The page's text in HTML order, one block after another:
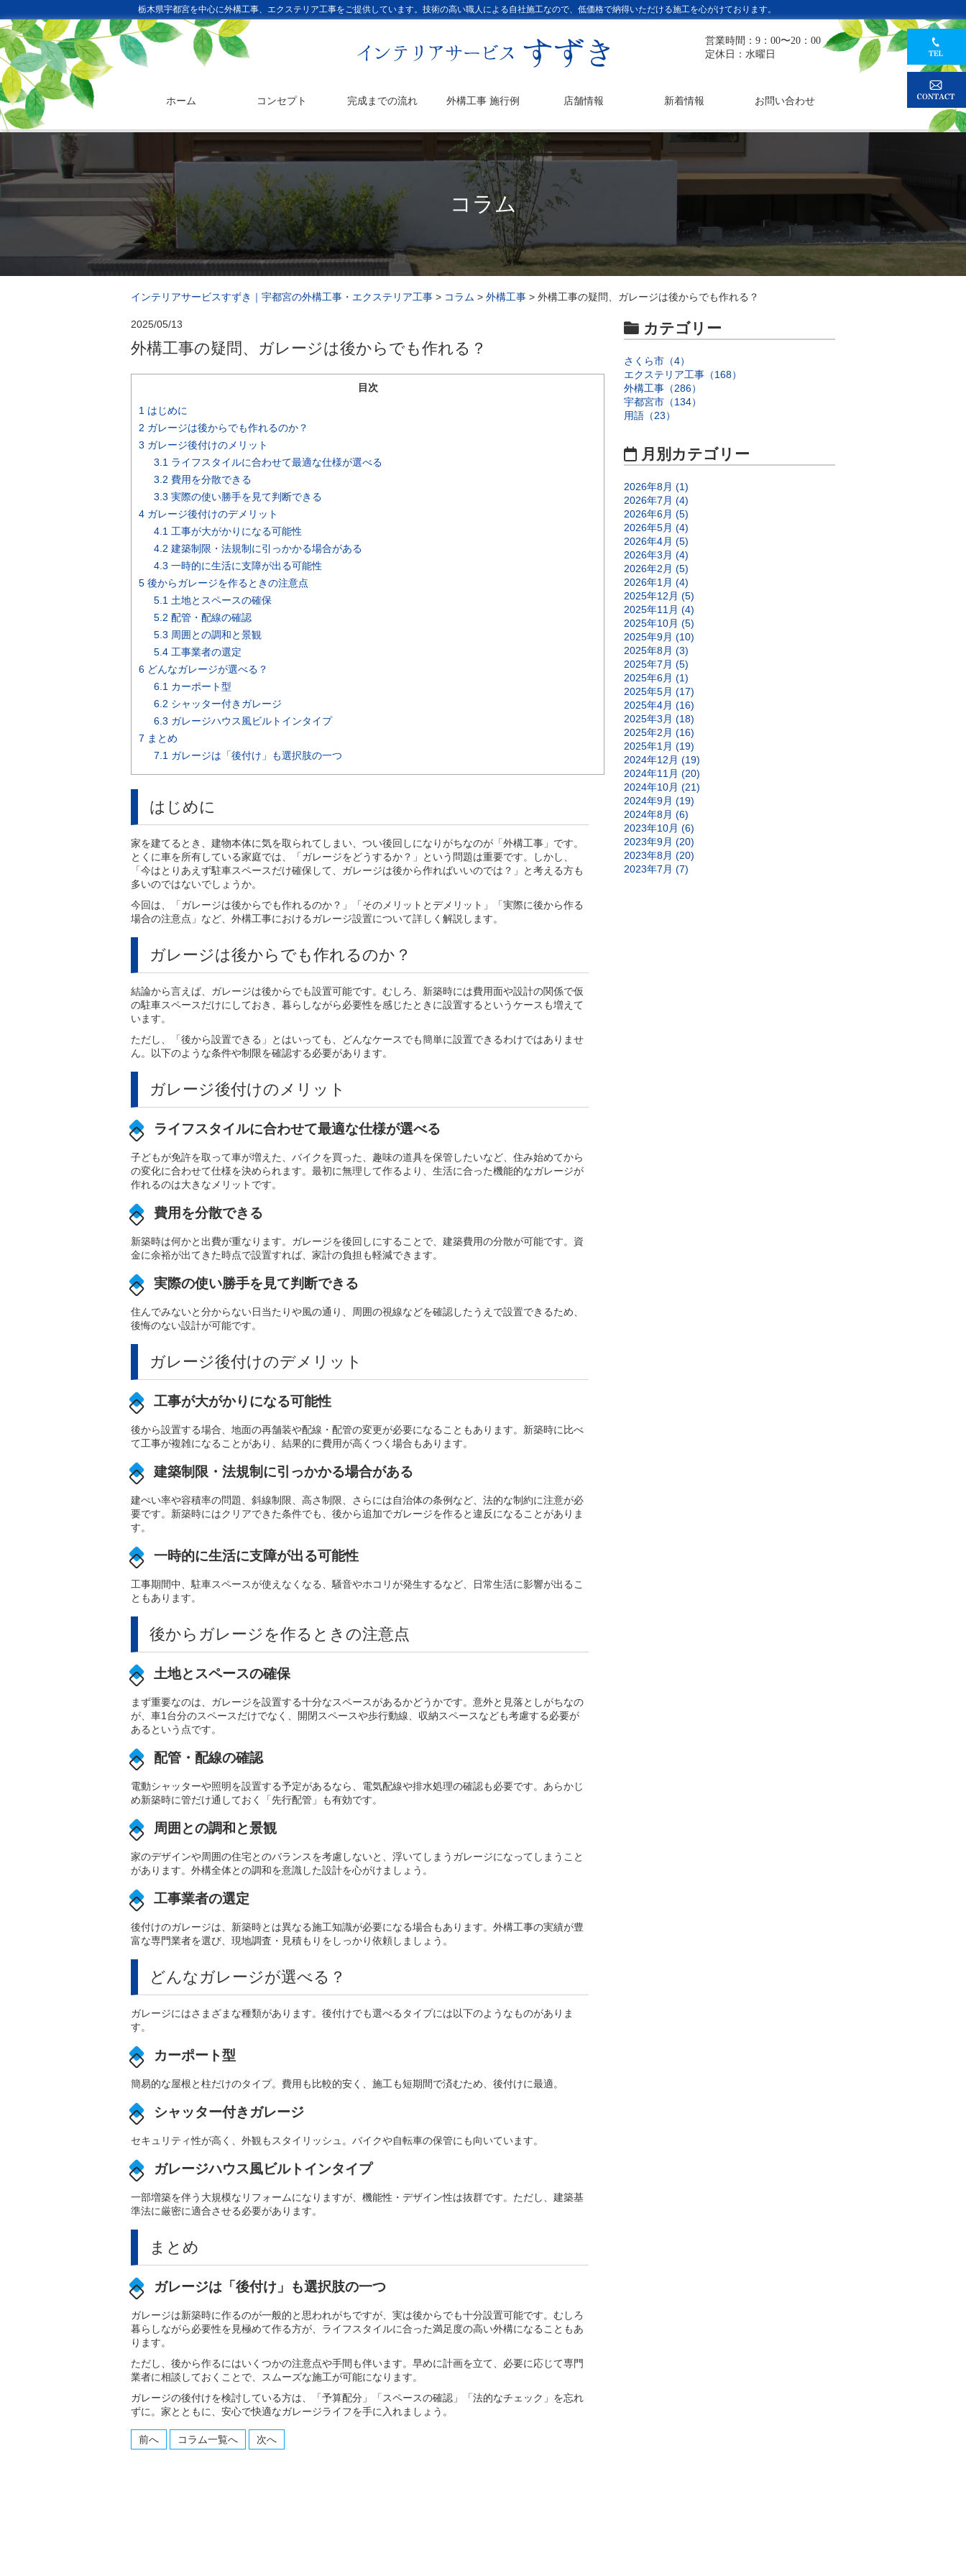
栃木県宇都宮を中心に外構工事、エクステリア工事をご提供しています。技術の高い職人による自社施工なので、低価格で納得いただける施工を心がけております。
営業時間：9：00〜20：00
定休日：水曜日
ホーム コンセプト 完成までの流れ 外構工事 施行例 店舗情報 新着情報 お問い合わせ
コラム
インテリアサービスすずき｜宇都宮の外構工事・エクステリア工事 > コラム > 外構工事 > 外構工事の疑問、ガレージは後からでも作れる？
2025/05/13
外構工事の疑問、ガレージは後からでも作れる？
目次
1 はじめに
2 ガレージは後からでも作れるのか？
3 ガレージ後付けのメリット
3.1 ライフスタイルに合わせて最適な仕様が選べる
3.2 費用を分散できる
3.3 実際の使い勝手を見て判断できる
4 ガレージ後付けのデメリット
4.1 工事が大がかりになる可能性
4.2 建築制限・法規制に引っかかる場合がある
4.3 一時的に生活に支障が出る可能性
5 後からガレージを作るときの注意点
5.1 土地とスペースの確保
5.2 配管・配線の確認
5.3 周囲との調和と景観
5.4工事業者の選定
6 どんなガレージが選べる？
6.1 カーポート型
6.2 シャッター付きガレージ
6.3 ガレージハウス風ビルトインタイプ
7 まとめ
7.1 ガレージは「後付け」も選択肢の一つ
はじめに
家を建てるとき、建物本体に気を取られてしまい、つい後回しになりがちなのが「外構工事」です。
とくに車を所有している家庭では、「ガレージをどうするか？」という問題は重要です。しかし、
「今はとりあえず駐車スペースだけ確保して、ガレージは後から作ればいいのでは？」と考える方も
多いのではないでしょうか。
今回は、「ガレージは後からでも作れるのか？」「そのメリットとデメリット」「実際に後から作る
場合の注意点」など、外構工事におけるガレージ設置について詳しく解説します。
ガレージは後からでも作れるのか？
結論から言えば、ガレージは後からでも設置可能です。むしろ、新築時には費用面や設計の関係で仮
の駐車スペースだけにしておき、暮らしながら必要性を感じたときに設置するというケースも増えて
います。
ただし、「後から設置できる」とはいっても、どんなケースでも簡単に設置できるわけではありませ
ん。以下のような条件や制限を確認する必要があります。
ガレージ後付けのメリット
ライフスタイルに合わせて最適な仕様が選べる
子どもが免許を取って車が増えた、バイクを買った、趣味の道具を保管したいなど、住み始めてから
の変化に合わせて仕様を決められます。最初に無理して作るより、生活に合った機能的なガレージが
作れるのは大きなメリットです。
費用を分散できる
新築時は何かと出費が重なります。ガレージを後回しにすることで、建築費用の分散が可能です。資
金に余裕が出てきた時点で設置すれば、家計の負担も軽減できます。
実際の使い勝手を見て判断できる
住んでみないと分からない日当たりや風の通り、周囲の視線などを確認したうえで設置できるため、
後悔のない設計が可能です。
ガレージ後付けのデメリット
工事が大がかりになる可能性
後から設置する場合、地面の再舗装や配線・配管の変更が必要になることもあります。新築時に比べ
て工事が複雑になることがあり、結果的に費用が高くつく場合もあります。
建築制限・法規制に引っかかる場合がある
建ぺい率や容積率の問題、斜線制限、高さ制限、さらには自治体の条例など、法的な制約に注意が必
要です。新築時にはクリアできた条件でも、後から追加でガレージを作ると違反になることがありま
す。
一時的に生活に支障が出る可能性
工事期間中、駐車スペースが使えなくなる、騒音やホコリが発生するなど、日常生活に影響が出るこ
ともあります。
後からガレージを作るときの注意点
土地とスペースの確保
まず重要なのは、ガレージを設置する十分なスペースがあるかどうかです。意外と見落としがちなの
が、車1台分のスペースだけでなく、開閉スペースや歩行動線、収納スペースなども考慮する必要が
あるという点です。
配管・配線の確認
電動シャッターや照明を設置する予定があるなら、電気配線や排水処理の確認も必要です。あらかじ
め新築時に管だけ通しておく「先行配管」も有効です。
周囲との調和と景観
家のデザインや周囲の住宅とのバランスを考慮しないと、浮いてしまうガレージになってしまうこと
があります。外構全体との調和を意識した設計を心がけましょう。
工事業者の選定
後付けのガレージは、新築時とは異なる施工知識が必要になる場合もあります。外構工事の実績が豊
富な専門業者を選び、現地調査・見積もりをしっかり依頼しましょう。
どんなガレージが選べる？
ガレージにはさまざまな種類があります。後付けでも選べるタイプには以下のようなものがありま
す。
カーポート型
簡易的な屋根と柱だけのタイプ。費用も比較的安く、施工も短期間で済むため、後付けに最適。
シャッター付きガレージ
セキュリティ性が高く、外観もスタイリッシュ。バイクや自転車の保管にも向いています。
ガレージハウス風ビルトインタイプ
一部増築を伴う大規模なリフォームになりますが、機能性・デザイン性は抜群です。ただし、建築基
準法に厳密に適合させる必要があります。
まとめ
ガレージは「後付け」も選択肢の一つ
ガレージは新築時に作るのが一般的と思われがちですが、実は後からでも十分設置可能です。むしろ
暮らしながら必要性を見極めて作る方が、ライフスタイルに合った満足度の高い外構になることもあ
ります。
ただし、後から作るにはいくつかの注意点や手間も伴います。早めに計画を立て、必要に応じて専門
業者に相談しておくことで、スムーズな施工が可能になります。
ガレージの後付けを検討している方は、「予算配分」「スペースの確認」「法的なチェック」を忘れ
ずに。家とともに、安心で快適なガレージライフを手に入れましょう。
前へ コラム一覧へ 次へ
カテゴリー
さくら市（4）
エクステリア工事（168）
外構工事（286）
宇都宮市（134）
用語（23）
月別カテゴリー
2026年8月 (1)
2026年7月 (4)
2026年6月 (5)
2026年5月 (4)
2026年4月 (5)
2026年3月 (4)
2026年2月 (5)
2026年1月 (4)
2025年12月 (5)
2025年11月 (4)
2025年10月 (5)
2025年9月 (10)
2025年8月 (3)
2025年7月 (5)
2025年6月 (1)
2025年5月 (17)
2025年4月 (16)
2025年3月 (18)
2025年2月 (16)
2025年1月 (19)
2024年12月 (19)
2024年11月 (20)
2024年10月 (21)
2024年9月 (19)
2024年8月 (6)
2023年10月 (6)
2023年9月 (20)
2023年8月 (20)
2023年7月 (7)